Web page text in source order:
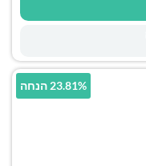
23.81% הנחה